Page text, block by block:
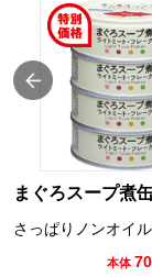
まぐろスープ煮
さっぱりノンオイル
本体